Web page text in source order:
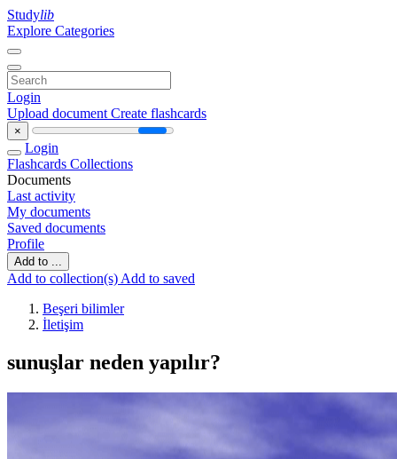
Studylib
Explore Categories
Login
Upload document Create flashcards
×
Login
Flashcards Collections
Documents
Last activity
My documents
Saved documents
Profile
Add to ...
Add to collection(s) Add to saved
Beşeri bilimler
İletişim
sunuşlar neden yapılır?